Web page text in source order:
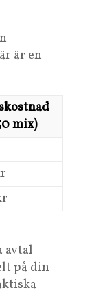
är en
mix)
avtal
på din